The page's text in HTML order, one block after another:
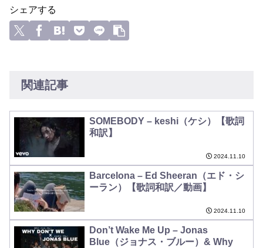
シェアする
関連記事
SOMEBODY – keshi（ケシ）【歌詞
和訳】
2024.11.10
Barcelona – Ed Sheeran（エド・シ
ーラン）【歌詞和訳／動画】
2024.11.10
Don’t Wake Me Up – Jonas
Blue（ジョナス・ブルー）& Why